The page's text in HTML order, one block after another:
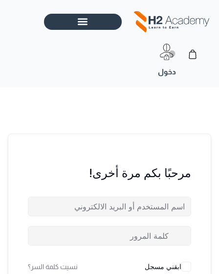
المحتوى
Cart
مرحبًا بكم مرة أخرى!
ابقني مسجل نسيت كلمة السر؟